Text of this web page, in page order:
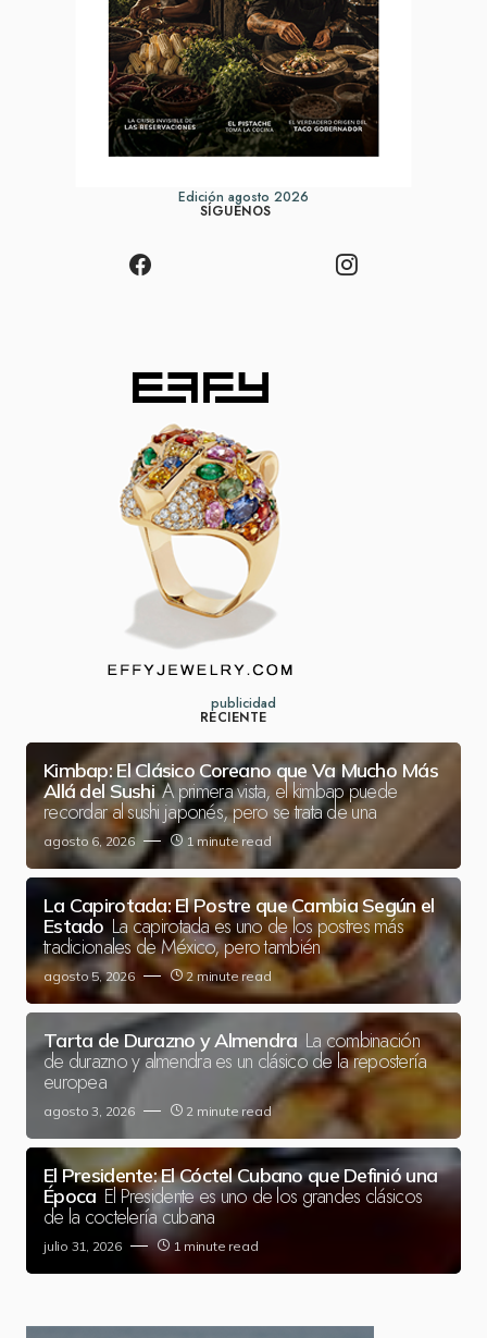
Edición agosto 2026
SÍGUENOS
publicidad
RECIENTE
Kimbap: El Clásico Coreano que Va Mucho Más
Allá del Sushi A primera vista, el kimbap puede
recordar al sushi japonés, pero se trata de una
agosto 6, 2026 1 minute read
La Capirotada: El Postre que Cambia Según el
Estado La capirotada es uno de los postres más
tradicionales de México, pero también
agosto 5, 2026 2 minute read
Tarta de Durazno y Almendra La combinación
de durazno y almendra es un clásico de la repostería
europea
agosto 3, 2026 2 minute read
El Presidente: El Cóctel Cubano que Definió una
Época El Presidente es uno de los grandes clásicos
de la coctelería cubana
julio 31, 2026 1 minute read